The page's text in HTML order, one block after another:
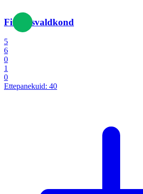
Finantsvaldkond
5
6
0
1
0
Ettepanekuid: 40